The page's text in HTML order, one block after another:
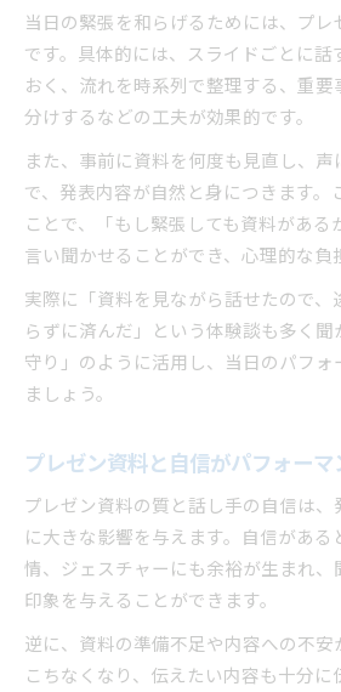
当日の緊張を和らげるためには、プ
です。具体的には、スライドごとに話
おく、流れを時系列で整理する、重
分けするなどの工夫が効果的です。
また、事前に資料を何度も見直し、声
で、発表内容が自然と身につきます。
ことで、「もし緊張しても資料がある
言い聞かせることができ、心理的な負
実際に「資料を見ながら話せたので、
らずに済んだ」という体験談も多く聞
守り」のように活用し、当日のパフォ
ましょう。
プレゼン資料と自信がパフォーマ
プレゼン資料の質と話し手の自信は、
に大きな影響を与えます。自信がある
情、ジェスチャーにも余裕が生まれ、
印象を与えることができます。
逆に、資料の準備不足や内容への不安
こちなくなり、伝えたい内容も十分に